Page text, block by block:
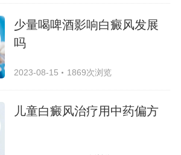
少量喝啤酒影响白癜风发展
吗
2023-08-15 1869次浏览
儿童白癜风治疗用中药偏方